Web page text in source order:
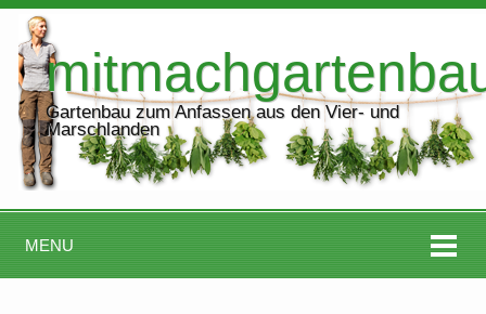
Gartenbau zum Anfassen aus den Vier- und
Marschlanden
MENU